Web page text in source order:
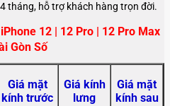
tháng, hỗ trợ khách hàng trọn đời.
12 | 12 Pro | 12 Pro Max
Gòn Số
Giá mặt
kính trước
Giá kính
lưng
Giá mặt
kính sau